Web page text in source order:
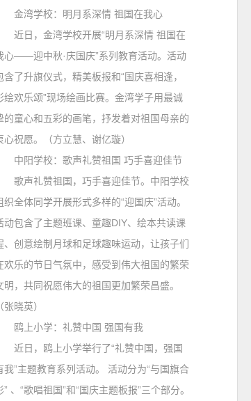
金湾学校： 明月系深情 祖国在我心
近日，金湾学校开展“明月系深情 祖国在
心——迎中秋·庆国庆”系列教育活动。活动
含了升旗仪式，精美板报和“国庆喜相逢，
绘欢乐颂”现场绘画比赛。金湾学子用最诚
的童心和五彩的画笔，抒发着对祖国母亲的
心祝愿。（方立慧、谢亿璇）
中阳学校： 歌声礼赞祖国 巧手喜迎佳节
歌声礼赞祖国，巧手喜迎佳节。中阳学校
织全体同学开展形式多样的“迎国庆”活动。
动包含了主题班课、童趣DIY、绘本共读课
、创意绘制月球和足球趣味运动，让孩子们
欢乐的节日气氛中，感受到伟大祖国的繁荣
明，共同祝愿伟大的祖国更加繁荣昌盛。
（张晓英）
鸥上小学： 礼赞中国 强国有我
近日，鸥上小学举行了“礼赞中国，强国
我”主题教育系列活动。 活动分为“与国旗合
” 、“歌唱祖国”和“国庆主题板报”三个部分。